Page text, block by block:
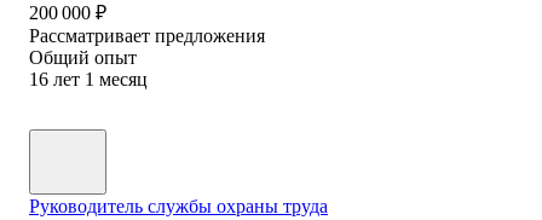
200 000 ₽
Рассматривает предложения
Общий опыт
16 лет 1 месяц
Руководитель службы охраны труда